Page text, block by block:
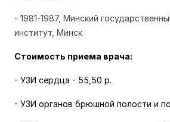
- 1981-1987, Минский
институт, Минск
Стоимость приема врача:
- УЗИ сердца - 55,50 р.
- УЗИ органов брюшной полости и